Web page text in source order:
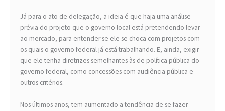
Já para o ato de delegação, a ideia é que haja uma análise
prévia do projeto que o governo local está pretendendo levar
ao mercado, para entender se ele se choca com projetos com
os quais o governo federal já está trabalhando. E, ainda, exigir
que ele tenha diretrizes semelhantes às de política pública do
governo federal, como concessões com audiência pública e
outros critérios.
Nos últimos anos, tem aumentado a tendência de se fazer